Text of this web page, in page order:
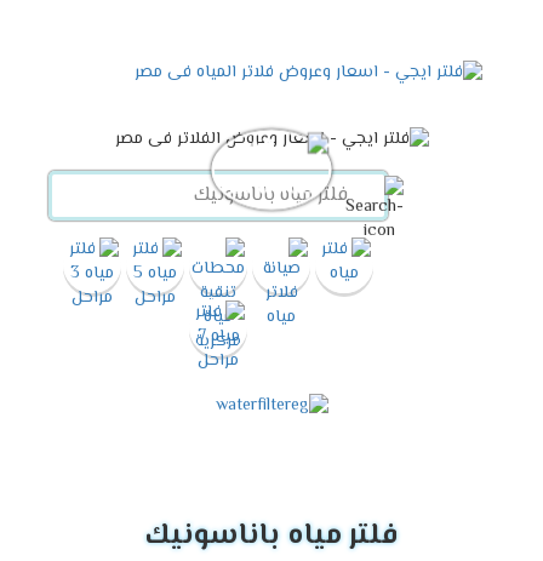
فلتر مياه باناسونيك